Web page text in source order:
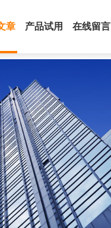
章 产品试用 在线留言